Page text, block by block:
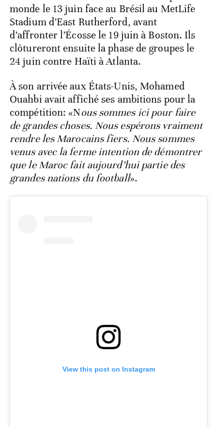
monde le 13 juin face au Brésil au MetLife
Stadium d’East Rutherford, avant
d’affronter l’Écosse le 19 juin à Boston. Ils
clôtureront ensuite la phase de groupes le
24 juin contre Haïti à Atlanta.
À son arrivée aux États-Unis, Mohamed
Ouahbi avait affiché ses ambitions pour la
compétition: «Nous sommes ici pour faire
de grandes choses. Nous espérons vraiment
rendre les Marocains fiers. Nous sommes
venus avec la ferme intention de démontrer
que le Maroc fait aujourd’hui partie des
grandes nations du football».
View this post on Instagram